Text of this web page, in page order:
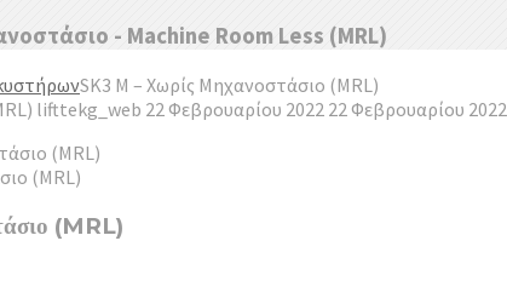
- Machine Room Less (MRL)
SK3 M – Χωρίς Μηχανοστάσιο (MRL)
lifttekg_web 22 Φεβρουαρίου 2022 22 Φεβρουαρίου 2022
(MRL)
(MRL)